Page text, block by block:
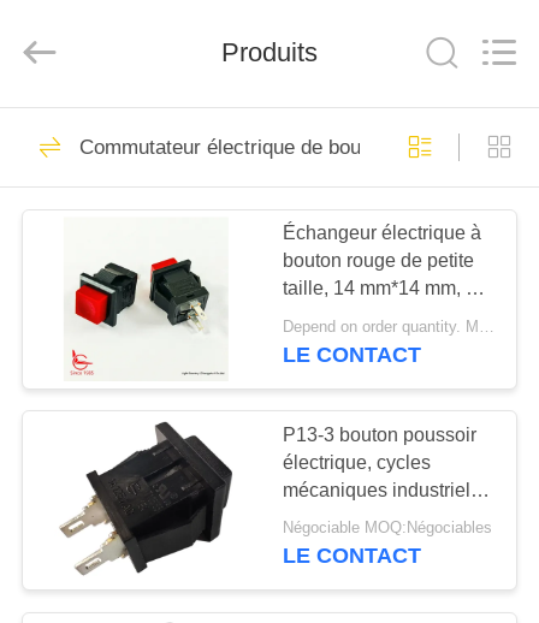
MAISON
PRODUITS
VIDÉOS
SHOW
SUJET
NOUS
Co.,Ltd.
thermostat ksd301
thermostat
automatique de
remise
47
Produits
Commutateur électrique de bouton poussoir
Échangeur électrique à
bouton rouge de petite
taille, 14 mm*14 mm, ON
OFF, UL VDE ENEC
Depend on order quantity. MOQ:1000 pièces
LE CONTACT
P13-3 bouton poussoir
électrique, cycles
mécaniques industriels
de commutateur de
bouton poussoir 30000
Négociable MOQ:Négociables
LE CONTACT